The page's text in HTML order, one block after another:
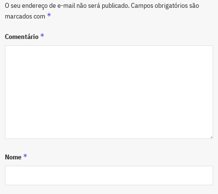
O seu endereço de e-mail não será publicado.Campos obrigatórios são
marcados com *
Comentário *
Nome *